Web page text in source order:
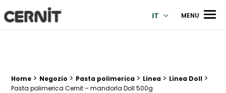
Cernit Une qualité haut de gamme pour des créations
IT MENU
Breadcrumb trail:
Home > Negozio > Pasta polimerica > Linea > Linea Doll >
Pasta polimerica Cernit – mandorla Doll 500g